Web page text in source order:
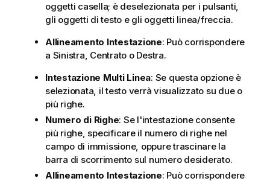
oggetti casella; è deselezionata per i pulsanti,
gli oggetti di testo e gli oggetti linea/freccia.
Allineamento Intestazione: Può corrispondere
a Sinistra, Centrato o Destra.
Intestazione Multi Linea: Se questa opzione è
selezionata, il testo verrà visualizzato su due o
più righe.
Numero di Righe: Se l'intestazione consente
più righe, specificare il numero di righe nel
campo di immissione, oppure trascinare la
barra di scorrimento sul numero desiderato.
Allineamento Intestazione: Può corrispondere